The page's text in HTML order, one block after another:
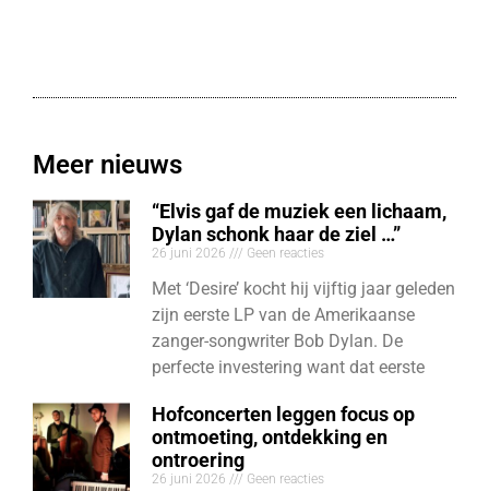
Meer nieuws
“Elvis gaf de muziek een lichaam,
Dylan schonk haar de ziel …”
26 juni 2026 Geen reacties
Met ‘Desire’ kocht hij vijftig jaar geleden
zijn eerste LP van de Amerikaanse
zanger-songwriter Bob Dylan. De
perfecte investering want dat eerste
Hofconcerten leggen focus op
ontmoeting, ontdekking en
ontroering
26 juni 2026 Geen reacties